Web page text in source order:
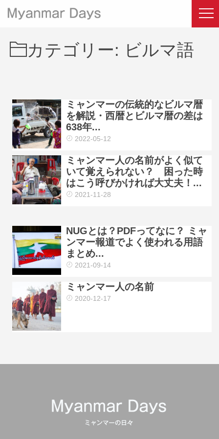
カテゴリー: ビルマ語
ミャンマーの伝統的なビルマ暦
を解説・西暦とビルマ暦の差は
638年...
2022-05-12
ミャンマー人の名前がよく似て
いて覚えられない？ 困った時
はこう呼びかければ大丈夫！...
2021-11-28
NUGとは？PDFってなに？ ミャ
ンマー報道でよく使われる用語
まとめ...
2021-09-14
ミャンマー人の名前
2020-12-17